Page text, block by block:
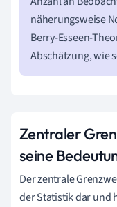
näherungsweise
Berry-Esseen-
Abschätzung, wie
Zentraler
seine
Der zentrale
der Statistik dar und